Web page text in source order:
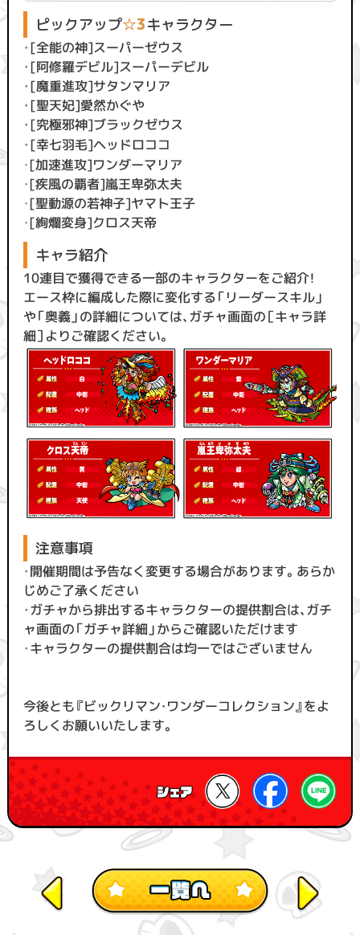
ピックアップ☆3キャラクター
・[全能の神]スーパーゼウス
・[阿修羅デビル]スーパーデビル
・[魔重進攻]サタンマリア
・[聖天妃]愛然かぐや
・[究極邪神]ブラックゼウス
・[幸七羽毛]ヘッドロココ
・[加速進攻]ワンダーマリア
・[疾風の覇者]嵐王卑弥太夫
・[聖動源の若神子]ヤマト王子
・[絢爛変身]クロス天帝
キャラ紹介
10連目で獲得できる一部のキャラクターをご紹介！
エース枠に編成した際に変化する「リーダースキル」
や「奥義」の詳細については、ガチャ画面の［キャラ詳
細］よりご確認ください。
注意事項
・開催期間は予告なく変更する場合があります。あらか
じめご了承ください
・ガチャから排出するキャラクターの提供割合は、ガチ
ャ画面の「ガチャ詳細」からご確認いただけます
・キャラクターの提供割合は均一ではございません
今後とも『ビックリマン・ワンダーコレクション』をよ
ろしくお願いいたします。